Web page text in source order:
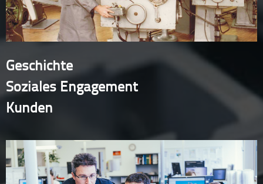
Geschichte
Soziales Engagement
Kunden